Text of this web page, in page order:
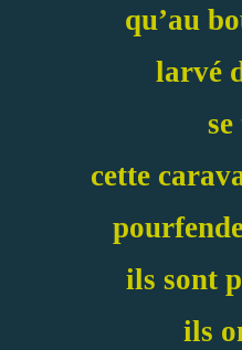
qu’au
larvé
cette
ils sont
ils